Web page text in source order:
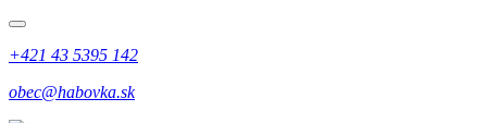
+421 43 5395 142
obec@habovka.sk